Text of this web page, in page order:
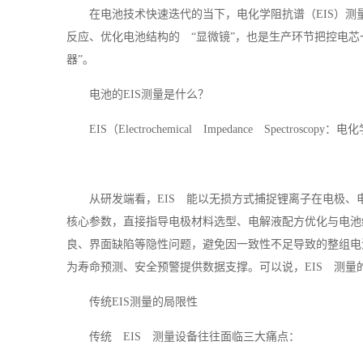
在电池技术快速迭代的当下，电化学阻抗谱（EIS
反应、优化电池结构的 “显微镜”，也是生产环节把控电
器”。
电池的EIS测量是什么？
EIS（Electrochemical Impedance Spectroscopy：电
从研发端看，EIS 能以无损方式捕捉锂离子在电极
核心参数，直接指导电极材料选型、电解液配方优化与
良、界面缺陷等隐性问题，避免因一致性不足导致的整
为寿命预测、安全预警提供数据支撑。可以说，EIS 测量
传统EIS测量的局限性
传统 EIS 测量设备往往面临三大痛点：